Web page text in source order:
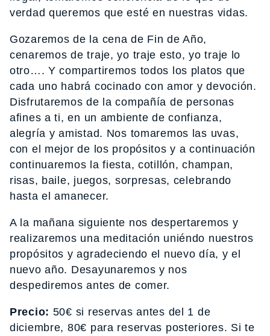
verdad queremos que esté en nuestras vidas.
Gozaremos de la cena de Fin de Año,
cenaremos de traje, yo traje esto, yo traje lo
otro…. Y compartiremos todos los platos que
cada uno habrá cocinado con amor y devoción.
Disfrutaremos de la compañía de personas
afines a ti, en un ambiente de confianza,
alegría y amistad. Nos tomaremos las uvas,
con el mejor de los propósitos y a continuación
continuaremos la fiesta, cotillón, champan,
risas, baile, juegos, sorpresas, celebrando
hasta el amanecer.
A la mañana siguiente nos despertaremos y
realizaremos una meditación uniéndo nuestros
propósitos y agradeciendo el nuevo día, y el
nuevo año. Desayunaremos y nos
despediremos antes de comer.
Precio: 50€ si reservas antes del 1 de
diciembre, 80€ para reservas posteriores. Si te